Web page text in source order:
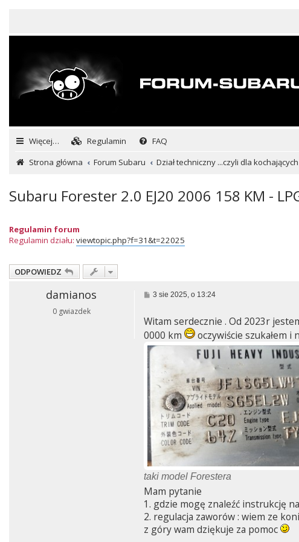
Więcej… Regulamin FAQ
Strona główna
Forum Subaru Dział techniczny ...czyli dla
Subaru Forester 2.0 EJ20 2006 158 KM -
Regulamin forum
Regulamin działu: viewtopic.php?f=31&t=22025
ODPOWIEDZ
damianos
0 gwiazdek
P
t
3 sie 2025, o 13:24
Witam serdecznie . Od 2023r
0000 km
oczywiście szukałem i
taki model Forestera
Mam pytanie
1. gdzie mogę znaleźć instrukcję
2. regulacja zaworów : wiem ze
z góry wam dziękuje za pomoc